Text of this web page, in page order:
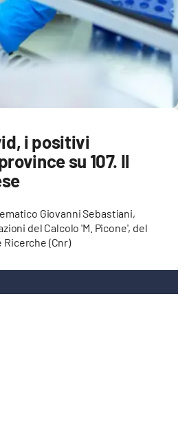
i positivi
su 107. Il
Giovanni Sebastiani,
del Calcolo 'M. Picone', del
(Cnr)